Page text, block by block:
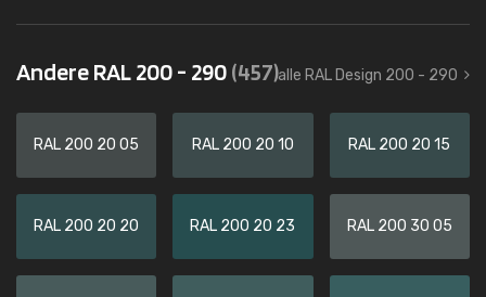
Andere RAL 200 - 290(457)alle RAL Design 200 - 290
RAL 200 20 05 RAL 200 20 10 RAL 200 20 15
RAL 200 20 20 RAL 200 20 23 RAL 200 30 05